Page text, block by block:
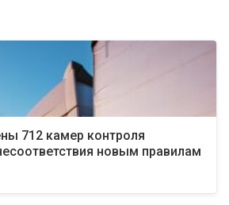
712 камер контроля
новым правилам